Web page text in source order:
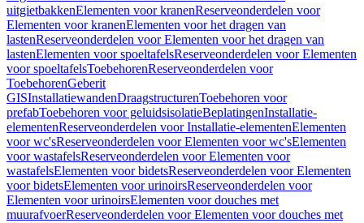
uitgietbakkenElementen voor kranenReserveonderdelen voor
Elementen voor kranenElementen voor het dragen van
lastenReserveonderdelen voor Elementen voor het dragen van
lastenElementen voor spoeltafelsReserveonderdelen voor Elementen
voor spoeltafelsToebehorenReserveonderdelen voor
ToebehorenGeberit
GISInstallatiewandenDraagstructurenToebehoren voor
prefabToebehoren voor geluidsisolatieBeplatingenInstallatie-
elementenReserveonderdelen voor Installatie-elementenElementen
voor wc'sReserveonderdelen voor Elementen voor wc'sElementen
voor wastafelsReserveonderdelen voor Elementen voor
wastafelsElementen voor bidetsReserveonderdelen voor Elementen
voor bidetsElementen voor urinoirsReserveonderdelen voor
Elementen voor urinoirsElementen voor douches met
muurafvoerReserveonderdelen voor Elementen voor douches met